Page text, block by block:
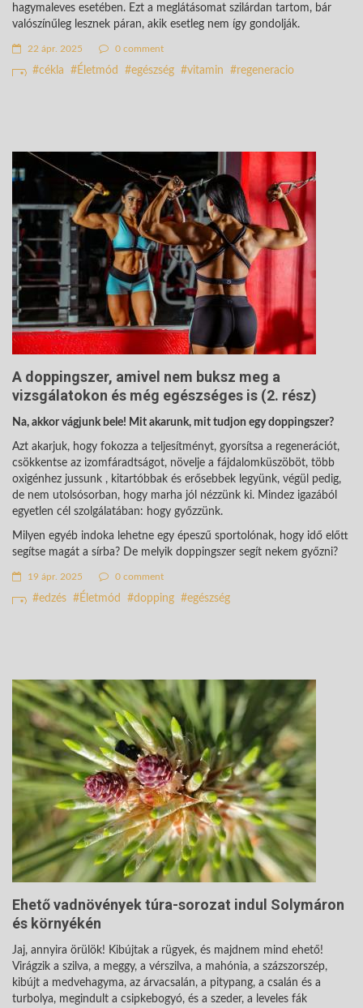
hagymaleves esetében. Ezt a meglátásomat szilárdan tartom, bár
valószínűleg lesznek páran, akik esetleg nem így gondolják.
22 ápr. 2025 0 comment
cékla Életmód egészség vitamin regeneracio
A doppingszer, amivel nem buksz meg a
vizsgálatokon és még egészséges is (2. rész)
Na, akkor vágjunk bele! Mit akarunk, mit tudjon egy doppingszer?
Azt akarjuk, hogy fokozza a teljesítményt, gyorsítsa a regenerációt,
csökkentse az izomfáradtságot, növelje a fájdalomküszöböt, több
oxigénhez jussunk , kitartóbbak és erősebbek legyünk, végül pedig,
de nem utolsósorban, hogy marha jól nézzünk ki. Mindez igazából
egyetlen cél szolgálatában: hogy győzzünk.
Milyen egyéb indoka lehetne egy épeszű sportolónak, hogy idő előtt
segítse magát a sírba? De melyik doppingszer segít nekem győzni?
19 ápr. 2025 0 comment
edzés Életmód dopping egészség
Ehető vadnövények túra-sorozat indul Solymáron
és környékén
Jaj, annyira örülök! Kibújtak a rügyek, és majdnem mind ehető!
Virágzik a szilva, a meggy, a vérszilva, a mahónia, a százszorszép,
kibújt a medvehagyma, az árvacsalán, a pitypang, a csalán és a
turbolya, megindult a csipkebogyó, és a szeder, a leveles fák